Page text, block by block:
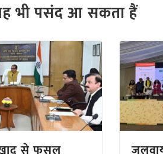
भी पसंद आ सकता हैं